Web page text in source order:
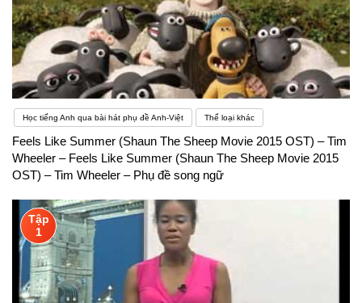
Học tiếng Anh qua bài hát phụ đề Anh-Việt Thể loại khác
Feels Like Summer (Shaun The Sheep Movie 2015 OST) – Tim
Wheeler – Feels Like Summer (Shaun The Sheep Movie 2015
OST) – Tim Wheeler – Phụ đề song ngữ
Tập
1